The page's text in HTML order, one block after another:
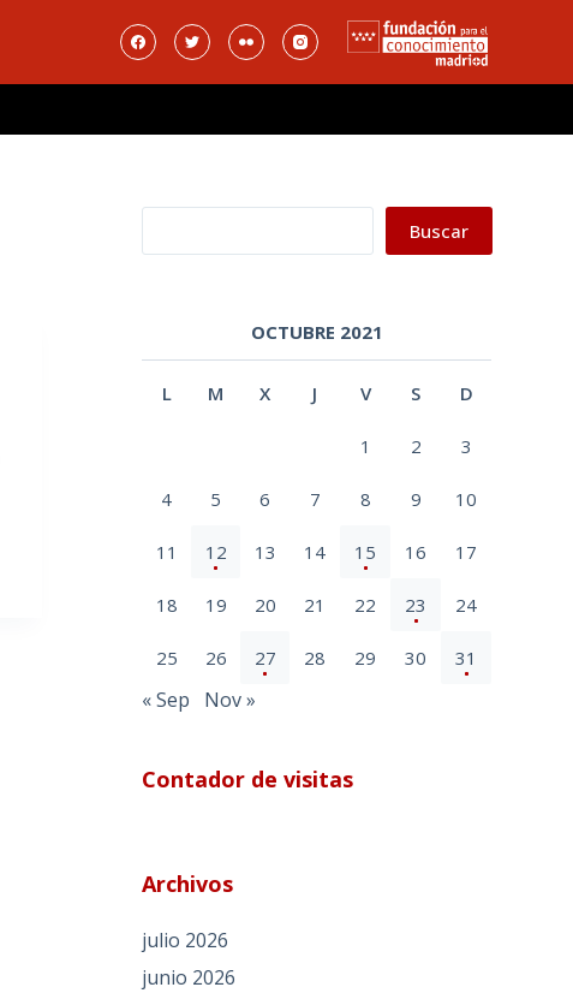
Buscar
OCTUBRE 2021
L M X J V S D
1 2 3
4 5 6 7 8 9 10
11 12 13 14 15 16 17
18 19 20 21 22 23 24
25 26 27 28 29 30 31
« Sep Nov »
Contador de visitas
Archivos
julio 2026
junio 2026